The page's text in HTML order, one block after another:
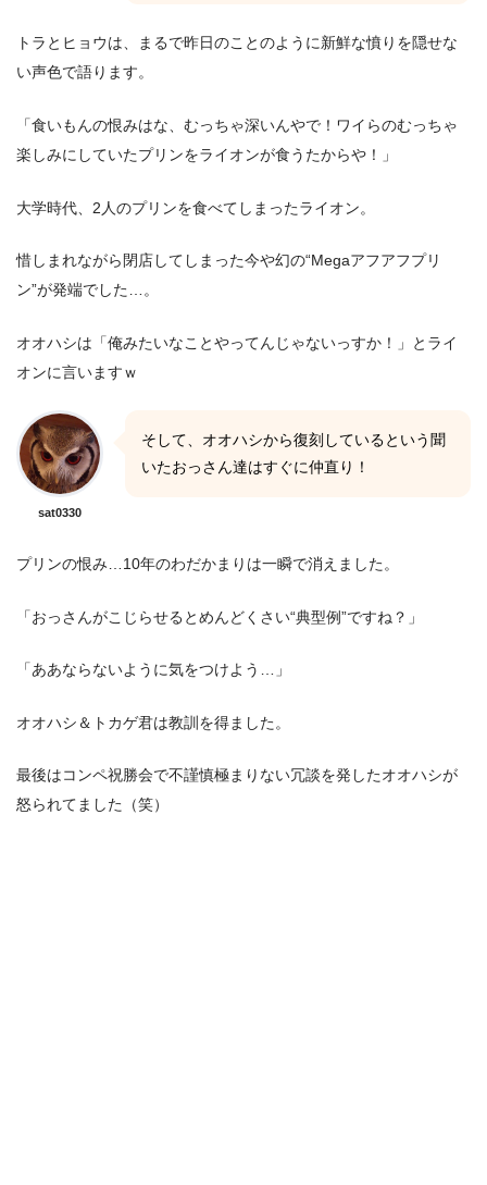
トラとヒョウは、まるで昨日のことのように新鮮な憤りを隠せな
い声色で語ります。
「食いもんの恨みはな、むっちゃ深いんやで！ワイらのむっちゃ
楽しみにしていたプリンをライオンが食うたからや！」
大学時代、2人のプリンを食べてしまったライオン。
惜しまれながら閉店してしまった今や幻の“Megaアフアフプリ
ン”が発端でした…。
オオハシは「俺みたいなことやってんじゃないっすか！」とライ
オンに言いますｗ
sat0330
そして、オオハシから復刻しているという聞
いたおっさん達はすぐに仲直り！
プリンの恨み…10年のわだかまりは一瞬で消えました。
「おっさんがこじらせるとめんどくさい“典型例”ですね？」
「ああならないように気をつけよう…」
オオハシ＆トカゲ君は教訓を得ました。
最後はコンペ祝勝会で不謹慎極まりない冗談を発したオオハシが
怒られてました（笑）